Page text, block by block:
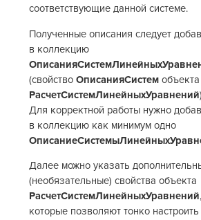
соответствующие данной системе.
Полученные описания следует
в коллекцию
(свойствоОписанияСистем объекта
РасчетСистемЛинейныхУравнений
Для корректной работы нужно
в коллекцию как минимум одно
Далее можно указать
(необязательные) свойства объекта
РасчетСистемЛинейныхУравнений,
которые позволяют тонко настроить